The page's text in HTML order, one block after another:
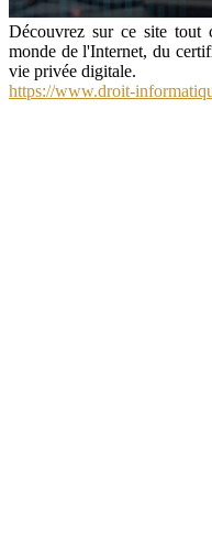
Découvrez sur ce site tout
monde de l'Internet, du
vie privée digitale.
https://www.droit-